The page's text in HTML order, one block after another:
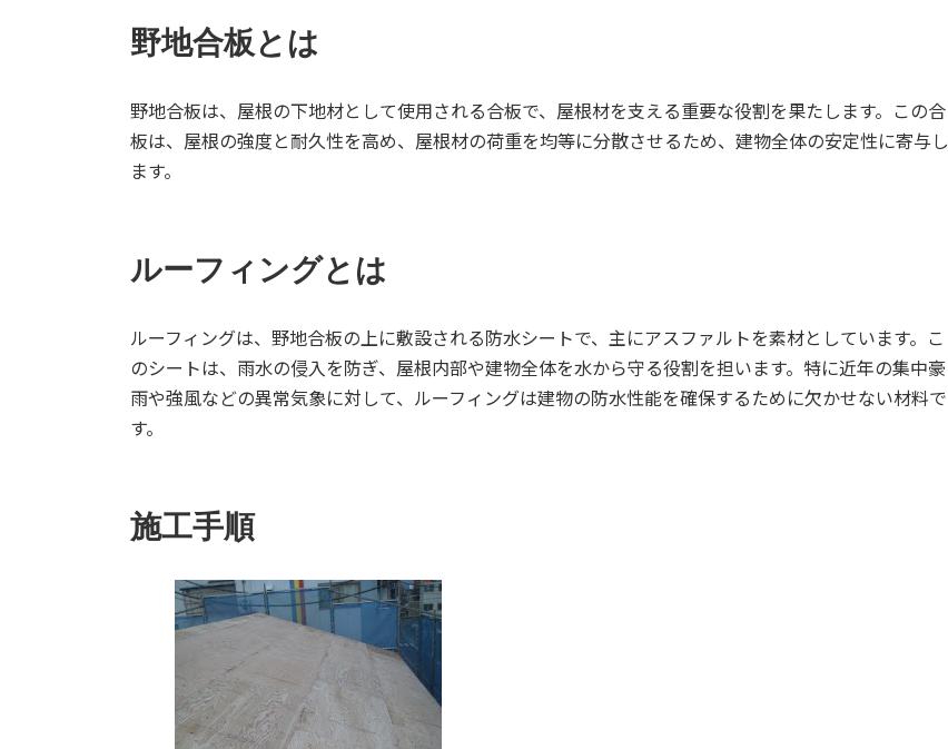
野地合板とは
野地合板は、屋根の下地材として使用される合板で、屋根材を支える重要な役割を果たします。この合
板は、屋根の強度と耐久性を高め、屋根材の荷重を均等に分散させるため、建物全体の安定性に寄与し
ます。
ルーフィングとは
ルーフィングは、野地合板の上に敷設される防水シートで、主にアスファルトを素材としています。こ
のシートは、雨水の侵入を防ぎ、屋根内部や建物全体を水から守る役割を担います。特に近年の集中豪
雨や強風などの異常気象に対して、ルーフィングは建物の防水性能を確保するために欠かせない材料で
す。
施工手順